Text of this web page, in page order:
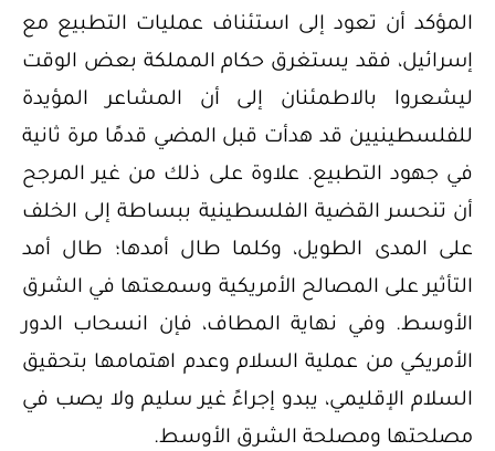
المؤكد أن تعود إلى استئناف عمليات التطبيع مع
إسرائيل، فقد يستغرق حكام المملكة بعض الوقت
ليشعروا بالاطمئنان إلى أن المشاعر المؤيدة
للفلسطينيين قد هدأت قبل المضي قدمًا مرة ثانية
في جهود التطبيع. علاوة على ذلك من غير المرجح
أن تنحسر القضية الفلسطينية ببساطة إلى الخلف
على المدى الطويل، وكلما طال أمدها؛ طال أمد
التأثير على المصالح الأمريكية وسمعتها في الشرق
الأوسط. وفي نهاية المطاف، فإن انسحاب الدور
الأمريكي من عملية السلام وعدم اهتمامها بتحقيق
السلام الإقليمي، يبدو إجراءً غير سليم ولا يصب في
مصلحتها ومصلحة الشرق الأوسط.